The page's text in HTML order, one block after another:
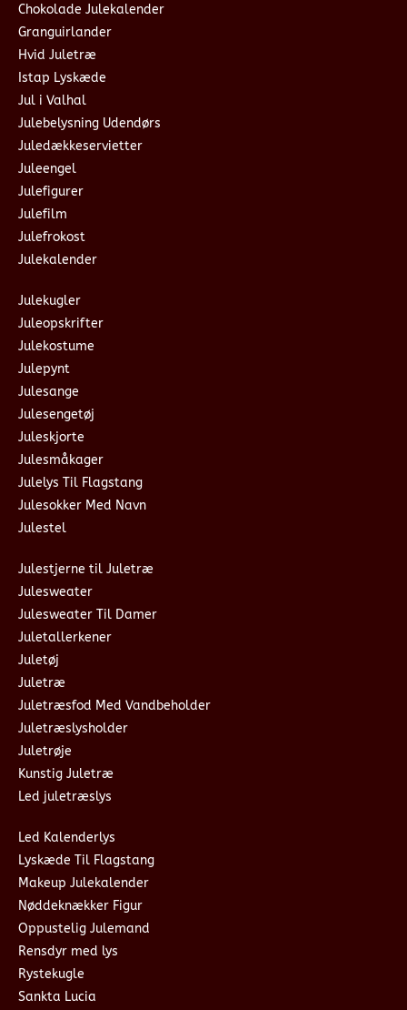
Chokolade Julekalender
Granguirlander
Hvid Juletræ
Istap Lyskæde
Jul i Valhal
Julebelysning Udendørs
Juledækkeservietter
Juleengel
Julefigurer
Julefilm
Julefrokost
Julekalender
Julekugler
Juleopskrifter
Julekostume
Julepynt
Julesange
Julesengetøj
Juleskjorte
Julesmåkager
Julelys Til Flagstang
Julesokker Med Navn
Julestel
Julestjerne til Juletræ
Julesweater
Julesweater Til Damer
Juletallerkener
Juletøj
Juletræ
Juletræsfod Med Vandbeholder
Juletræslysholder
Juletrøje
Kunstig Juletræ
Led juletræslys
Led Kalenderlys
Lyskæde Til Flagstang
Makeup Julekalender
Nøddeknækker Figur
Oppustelig Julemand
Rensdyr med lys
Rystekugle
Sankta Lucia